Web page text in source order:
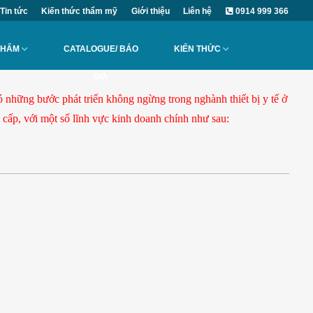
Tin tức Kiến thức thẩm mỹ Giới thiệu Liên hệ 0914 999 366
CATALOGUE/ BÁO KIẾN THỨC
những bước phát triển không ngừng trong nghành thiết bị y tế ở
với một số lĩnh vực kinh doanh chính như sau: